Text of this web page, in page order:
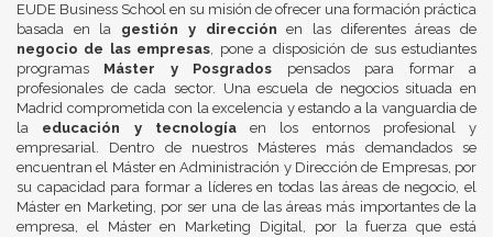
EUDE Business School en su misión de ofrecer una formación práctica
basada en la gestión y dirección en las diferentes áreas de
negocio de las empresas, pone a disposición de sus estudiantes
programas Máster y Posgrados pensados para formar a
profesionales de cada sector. Una escuela de negocios situada en
Madrid comprometida con la excelencia y estando a la vanguardia de
la educación y tecnologíaen los entornos profesional y
empresarial. Dentro de nuestros Másteres más demandados se
encuentran el Máster en Administración y Dirección de Empresas, por
su capacidad para formar a líderes en todas las áreas de negocio, el
Máster en Marketing, por ser una de las áreas más importantes de la
empresa, el Máster en Marketing Digital, por la fuerza que está